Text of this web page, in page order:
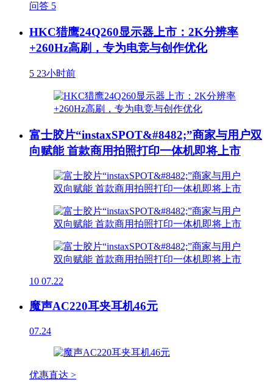
问答 5
HKC猎鹰24Q260显示器上市：2K分辨率
+260Hz高刷，专为电竞与创作优化
5 23小时前
富士胶片“instaxSPOT&#8482;”商家与用户双
向赋能 首款商用拍照打印一体机即将上市
10 07.22
魔声AC220耳夹耳机46元
07.24
优惠直达 >